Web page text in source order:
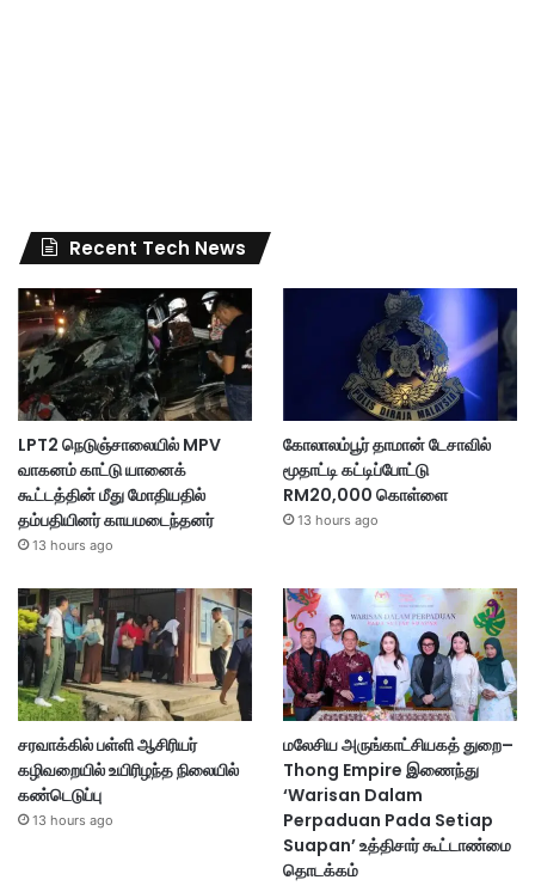
Recent Tech News
LPT2 நெடுஞ்சாலையில் MPV
வாகனம் காட்டு யானைக்
கூட்டத்தின் மீது மோதியதில்
தம்பதியினர் காயமடைந்தனர்
13 hours ago
கோலாலம்பூர் தாமான் டேசாவில்
மூதாட்டி கட்டிப்போட்டு
RM20,000 கொள்ளை
13 hours ago
சரவாக்கில் பள்ளி ஆசிரியர்
கழிவறையில் உயிரிழந்த நிலையில்
கண்டெடுப்பு
13 hours ago
மலேசிய அருங்காட்சியகத் துறை–
Thong Empire இணைந்து
‘Warisan Dalam
Perpaduan Pada Setiap
Suapan’ உத்திசார் கூட்டாண்மை
தொடக்கம்